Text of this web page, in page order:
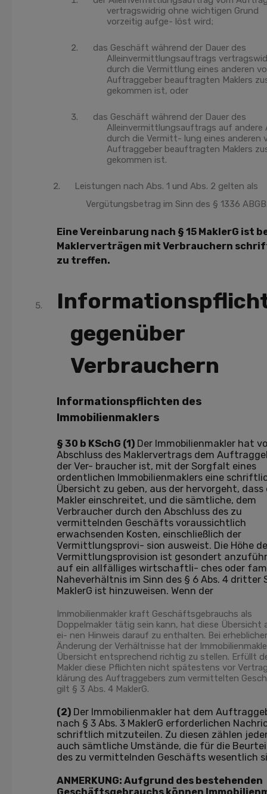
vertragswidrig ohne wichtigen Grund
vorzeitig aufge- löst wird;
das Geschäft während der Dauer des
Alleinvermittlungsauftrags
durch die Vermittlung eines anderen
Auftraggeber beauftragten Maklers
gekommen ist, oder
das Geschäft während der Dauer des
Alleinvermittlungsauftrags auf andere
durch die Vermitt- lung eines anderen
Auftraggeber beauftragten Maklers
gekommen ist.
Leistungen nach Abs. 1 und Abs. 2 gelten als
Vergütungsbetrag im Sinn des § 1336
Eine Vereinbarung nach § 15 MaklerG ist
Maklerverträgen mit Verbrauchern
zu treffen.
gegenüber
Verbrauchern
Informationspflichten des
Immobilienmaklers
§ 30 b KSchG (1) Der Immobilienmakler hat
Abschluss des Maklervertrags dem
der Ver- braucher ist, mit der Sorgfalt eines
ordentlichen Immobilienmaklers eine
Übersicht zu geben, aus der hervorgeht, dass
Makler einschreitet, und die sämtliche, dem
Verbraucher durch den Abschluss des zu
vermittelnden Geschäfts voraussichtlich
erwachsenden Kosten, einschließlich der
Vermittlungsprovi- sion ausweist. Die Höhe
Vermittlungsprovision ist gesondert
auf ein allfälliges wirtschaftli- ches oder
Naheverhältnis im Sinn des § 6 Abs. 4 dritter
MaklerG ist hinzuweisen. Wenn der
Immobilienmakler kraft Geschäftsgebrauchs als
Doppelmakler tätig sein kann, hat diese Übersicht
ei- nen Hinweis darauf zu enthalten. Bei erheblicher
Änderung der Verhältnisse hat der
Übersicht entsprechend richtig zu stellen. Erfüllt
Makler diese Pflichten nicht spätestens vor
klärung des Auftraggebers zum vermittelten
gilt § 3 Abs. 4 MaklerG.
(2) Der Immobilienmakler hat dem
nach § 3 Abs. 3 MaklerG erforderlichen
schriftlich mitzuteilen. Zu diesen zählen
auch sämtliche Umstände, die für die
des zu vermittelnden Geschäfts wesentlich
ANMERKUNG: Aufgrund des bestehenden